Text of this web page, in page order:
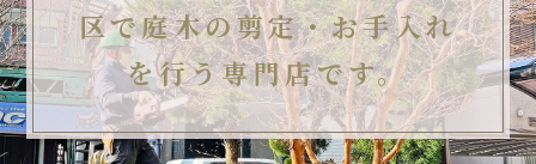
区で庭木の剪定・お手入れ
を行う専門店です。